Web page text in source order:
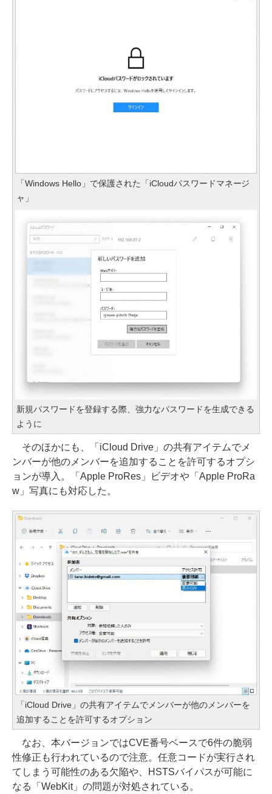
「Windows Hello」で保護された「iCloudパスワードマネージ
ャ」
新規パスワードを登録する際、強力なパスワードを生成できる
ように
そのほかにも、「iCloud Drive」の共有アイテムでメ
ンバーが他のメンバーを追加することを許可するオプシ
ョンが導入。「Apple ProRes」ビデオや「Apple ProRa
w」写真にも対応した。
「iCloud Drive」の共有アイテムでメンバーが他のメンバーを
追加することを許可するオプション
なお、本バージョンではCVE番号ベースで6件の脆弱
性修正も行われているので注意。任意コードが実行され
てしまう可能性のある欠陥や、HSTSバイパスが可能に
なる「WebKit」の問題が対処されている。